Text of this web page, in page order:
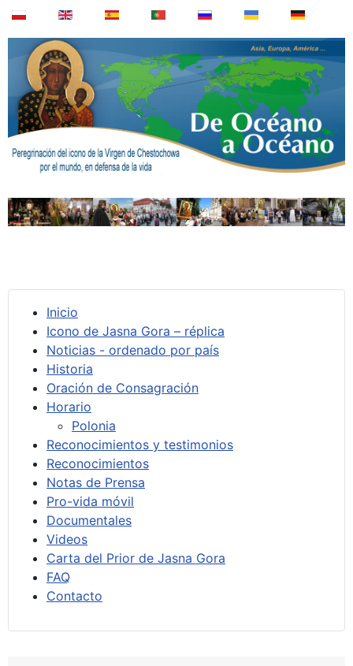
Inicio
Icono de Jasna Gora – réplica
Noticias - ordenado por país
Historia
Oración de Consagración
Horario
Polonia
Reconocimientos y testimonios
Reconocimientos
Notas de Prensa
Pro-vida móvil
Documentales
Videos
Carta del Prior de Jasna Gora
FAQ
Contacto